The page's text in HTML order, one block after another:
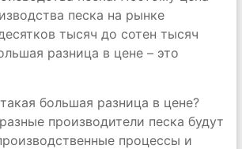
песка на рынке
тысяч до сотен тысяч
разница в цене – это
большая разница в цене?
производители песка будут
процессы и